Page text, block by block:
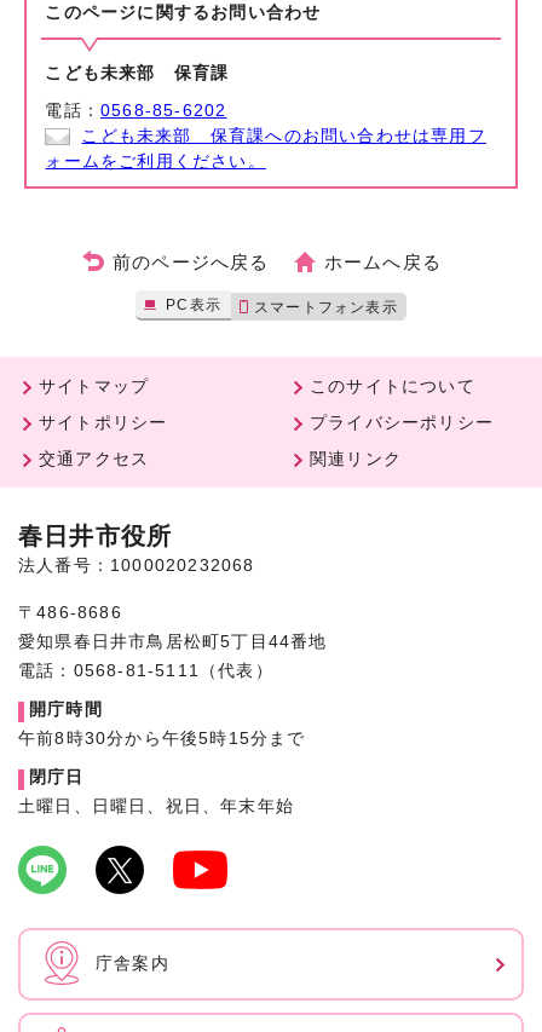
このページに関する お問い合わせ
こども未来部 保育課
電話：0568-85-6202
こども未来部 保育課へのお問い合わせは専用フ
ォームをご利用ください。
前のページへ戻る ホームへ戻る
PC表示 スマートフォン表示
サイトマップ
このサイトについて
サイトポリシー
プライバシーポリシー
交通アクセス
関連リンク
春日井市役所
法人番号：1000020232068
〒486-8686
愛知県春日井市鳥居松町5丁目44番地
電話：0568-81-5111（代表）
開庁時間
午前8時30分から午後5時15分まで
閉庁日
土曜日、日曜日、祝日、年末年始
庁舎案内